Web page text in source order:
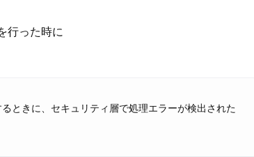
行った時に
ときに、セキュリティ層で処理エラーが検出された